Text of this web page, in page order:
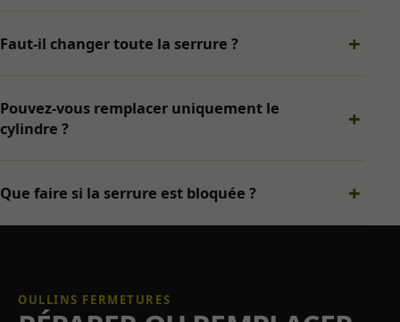
Faut-il changer toute la serrure ?
Pouvez-vous remplacer uniquement le
cylindre ?
Que faire si la serrure est bloquée ?
OULLINS FERMETURES
Mesure
outil de
d’audience